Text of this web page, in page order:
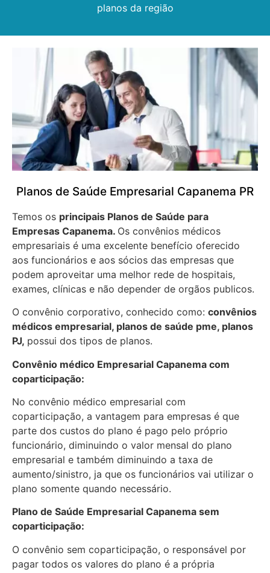
planos da região
Planos de Saúde Empresarial Capanema PR
Temos os principais Planos de Saúde para
Empresas Capanema. Os convênios médicos
empresariais é uma excelente benefício oferecido
aos funcionários e aos sócios das empresas que
podem aproveitar uma melhor rede de hospitais,
exames, clínicas e não depender de orgãos publicos.
O convênio corporativo, conhecido como: convênios
médicos empresarial, planos de saúde pme, planos
PJ, possui dos tipos de planos.
Convênio médico Empresarial Capanema com
coparticipação:
No convênio médico empresarial com
coparticipação, a vantagem para empresas é que
parte dos custos do plano é pago pelo próprio
funcionário, diminuindo o valor mensal do plano
empresarial e também diminuindo a taxa de
aumento/sinistro, ja que os funcionários vai utilizar o
plano somente quando necessário.
Plano de Saúde Empresarial Capanema sem
coparticipação:
O convênio sem coparticipação, o responsável por
pagar todos os valores do plano é a própria